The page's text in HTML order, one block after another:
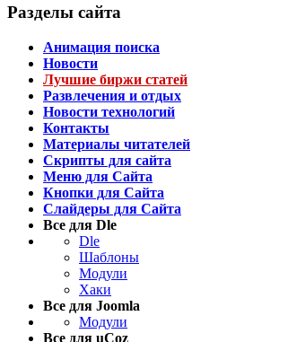
Разделы сайта
Анимация поиска
Новости
Лучшие биржи статей
Развлечения и отдых
Новости технологий
Контакты
Материалы читателей
Скрипты для сайта
Меню для Сайта
Кнопки для Сайта
Слайдеры для Сайта
Все для Dle
Dle
Шаблоны
Модули
Хаки
Все для Joomla
Модули
Все для uCoz